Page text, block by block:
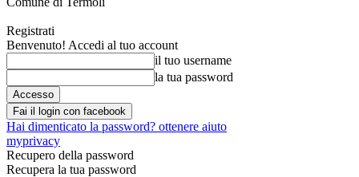
Registrati
Benvenuto! Accedi al tuo account
il tuo username
la tua password
Fai il login con facebook
Hai dimenticato la password? ottenere aiuto
myprivacy
Recupero della password
Recupera la tua password